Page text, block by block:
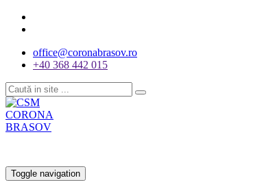
office@coronabrasov.ro
+40 368 442 015
Toggle navigation